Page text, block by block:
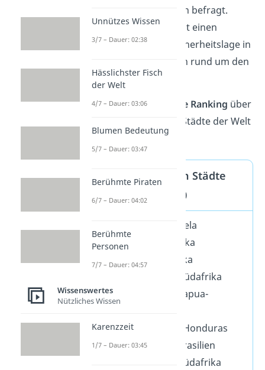
Korruptionsproblemen befragt.
„Numbeo“ liefert somit einen
Überblicküber die Sicherheitslage in
verschiedenen Städten rund um den
Globus!
Hier ist dasspannende Ranking über
die 10 gefährlichsten Städte der Welt
im Überblick:
Die gefährlichsten Städte
der Welt — Top 10
Caracas, Venezuela
Pretoria, Südafrika
Durban, Südafrika
Johannesburg, Südafrika
Port Moresby, Papua-
San Pedro Sula, Honduras
Rio de Janeiro, Brasilien
Port Elizabeth, Südafrika
Unnützes Wissen
3/7 – Dauer: 02:38
Hässlichster Fisch
der Welt
4/7 – Dauer: 03:06
Blumen Bedeutung
5/7 – Dauer: 03:47
Berühmte Piraten
6/7 – Dauer: 04:02
Berühmte
Personen
7/7 – Dauer: 04:57
Wissenswertes
Nützliches Wissen
Karenzzeit
1/7 – Dauer: 03:45